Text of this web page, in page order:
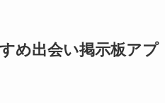
め出会い掲示板アプ